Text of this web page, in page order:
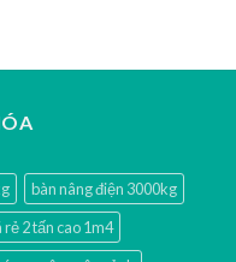
bàn nâng điện 3000kg
2 tấn cao 1m4